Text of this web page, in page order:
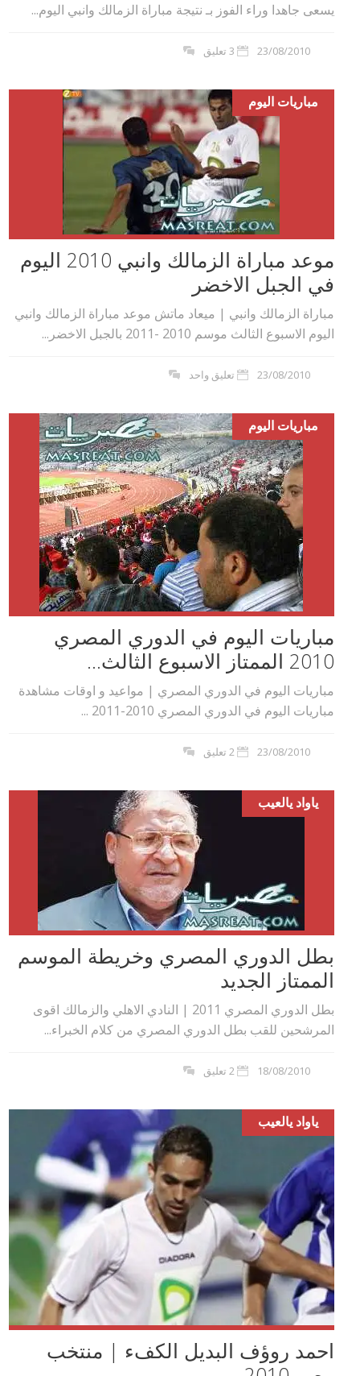
يسعى جاهدا وراء الفوز بـ نتيجة مباراة الزمالك وانبي اليوم...
23/08/2010 3 تعليق
مباريات اليوم
موعد مباراة الزمالك وانبي 2010 اليوم
في الجبل الاخضر
مباراة الزمالك وانبي | ميعاد ماتش موعد مباراة الزمالك وانبي
اليوم الاسبوع الثالث موسم 2010 -2011 بالجبل الاخضر...
23/08/2010 تعليق واحد
مباريات اليوم
مباريات اليوم في الدوري المصري
2010 الممتاز الاسبوع الثالث...
مباريات اليوم في الدوري المصري | مواعيد و اوقات مشاهدة
مباريات اليوم في الدوري المصري 2010-2011 ...
23/08/2010 2 تعليق
ياواد يالعيب
بطل الدوري المصري وخريطة الموسم
الممتاز الجديد
بطل الدوري المصري 2011 | النادي الاهلي والزمالك اقوى
المرشحين للقب بطل الدوري المصري من كلام الخبراء...
18/08/2010 2 تعليق
ياواد يالعيب
احمد روؤف البديل الكفء | منتخب